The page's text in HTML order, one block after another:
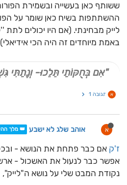
ששותף כאן בעשייה ובשמירת
ההשתתפות בשיח כאן שומר על
לייק מבחינתי. (אם היו יכולים לתת
באמת מיוחדים זה היה הכי
"אִם בְּחֻקּוֹתַי תֵּלֵכוּ- וְנָתַתִּי
א תגובה 1
א אוהב שלג לא ישבע 👑 מלך
ז'ק אם כבר פתחת את הנושא -
אפשר כבר לנעול את האשכול -
נקודת המבט שלי על נושא ה"לייק",